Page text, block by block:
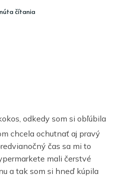
čítania
odkedy som si obľúbila
chcela ochutnať aj pravý
čas sa mi to
mali čerstvé
a tak som si hneď kúpila